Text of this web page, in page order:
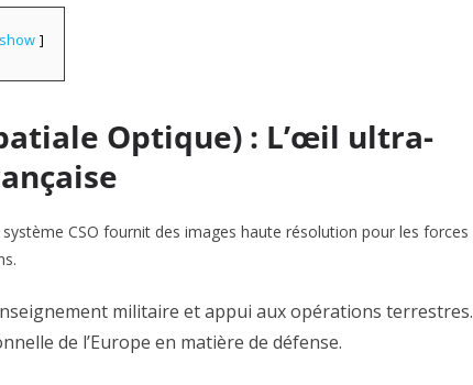
show
Optique) : L’œil ultra-
CSO fournit des images haute résolution pour les forces
militaire et appui aux opérations terrestres.
de l’Europe en matière de défense.